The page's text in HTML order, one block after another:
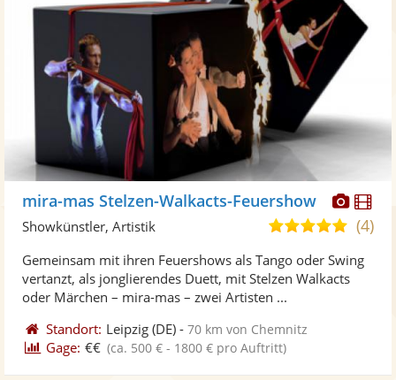
Fotos
mira-mas Stelzen-Walkacts-Feuershow
5,0
5
(4)
Showkünstler, Artistik
Gemeinsam mit ihren Feuershows als Tango oder Swing
vertanzt, als jonglierendes Duett, mit Stelzen Walkacts
oder Märchen – mira-mas – zwei Artisten ...
Standort: Leipzig (DE) -70 km von Chemnitz
Gage: €€ (ca. 500 € - 1800 € pro Auftritt)